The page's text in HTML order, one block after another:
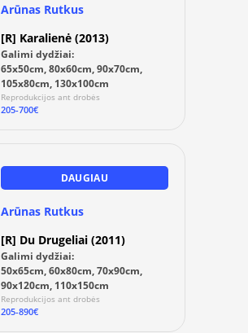
Arūnas Rutkus
[R] Karalienė (2013)
Galimi dydžiai:
65x50cm, 80x60cm, 90x70cm,
105x80cm, 130x100cm
Reprodukcijos ant drobės
205-700€
DAUGIAU
Arūnas Rutkus
[R] Du Drugeliai (2011)
Galimi dydžiai:
50x65cm, 60x80cm, 70x90cm,
90x120cm, 110x150cm
Reprodukcijos ant drobės
205-890€